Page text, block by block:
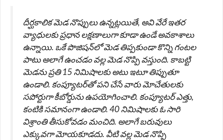
దీర్ఘకాలిక మెడ నొప్పులు ఉన్నట్లయితే, అవి వేరే ఇతర
వ్యాధులకు ప్రధాన లక్షణాలుగా కూడా ఉండే అవకాశాలు
ఉన్నాయి. ఒకే పొజిషన్‌లో మెడ తిప్పకుండా కొన్ని గంటల
పాటు అలాగే ఉంచడం వల్ల మెడ నొప్పి వస్తుంది. కాబట్టి
మెడను ప్రతి 15 నిమిషాలకు అటు ఇటూ తిప్పుతూ
ఉండాలి. కంప్యూటర్‌తో పని చేసే వారు మోచేతులకు
సపోర్టుగా కీబోర్డును ఉపయోగించాలి. కంప్యూటర్‌ ఎత్తు,
కంటికి సమానంగా ఉండాలి. 40 నిమిషాలకు ఓ సారి
విశ్రాంతి తీసుకోవడం మంచిది. అలాగే బరువులు
ఎక్కువగా మోయకూడదు. వీటి వల్ల మెడ నొప్పి